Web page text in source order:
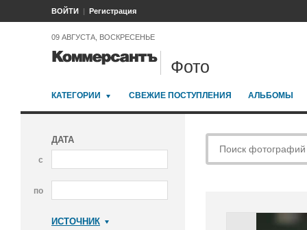
ВОЙТИ Регистрация
09 АВГУСТА, ВОСКРЕСЕНЬЕ
Фото
КАТЕГОРИИ СВЕЖИЕ ПОСТУПЛЕНИЯ АЛЬБОМЫ
ДАТА
с
по
ИСТОЧНИК